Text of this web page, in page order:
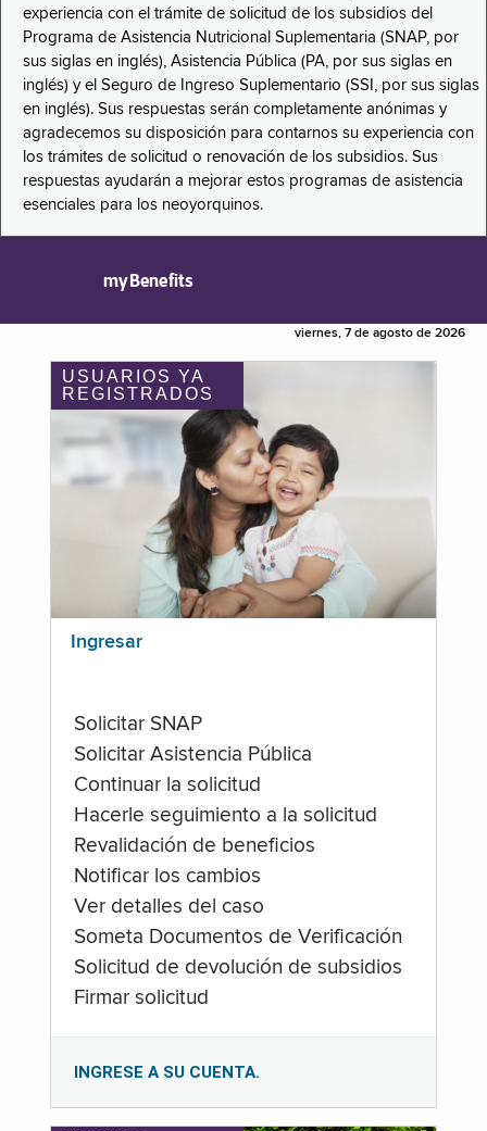
experiencia con el trámite de solicitud de los subsidios del
Programa de Asistencia Nutricional Suplementaria (SNAP, por
sus siglas en inglés), Asistencia Pública (PA, por sus siglas en
inglés) y el Seguro de Ingreso Suplementario (SSI, por sus siglas
en inglés). Sus respuestas serán completamente anónimas y
agradecemos su disposición para contarnos su experiencia con
los trámites de solicitud o renovación de los subsidios. Sus
respuestas ayudarán a mejorar estos programas de asistencia
esenciales para los neoyorquinos.
myBenefits
viernes, 7 de agosto de 2026
USUARIOS YA
REGISTRADOS
Ingresar
Solicitar SNAP
Solicitar Asistencia Pública
Continuar la solicitud
Hacerle seguimiento a la solicitud
Revalidación de beneficios
Notificar los cambios
Ver detalles del caso
Someta Documentos de Verificación
Solicitud de devolución de subsidios
Firmar solicitud
INGRESE A SU CUENTA.